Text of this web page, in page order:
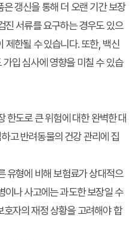
갱신을 통해 더 오랜 기간 보장
진 서류를 요구하는 경우도 있으
제한될 수 있습니다. 또한, 백신
입 심사에 영향을 미칠 수 있습
한도로 큰 위험에 대한 완벽한 대
고 반려동물의 건강 관리에 집
유형에 비해 보험료가 상대적으
이나 사고에는 과도한 보장일 수
자의 재정 상황을 고려해야 합